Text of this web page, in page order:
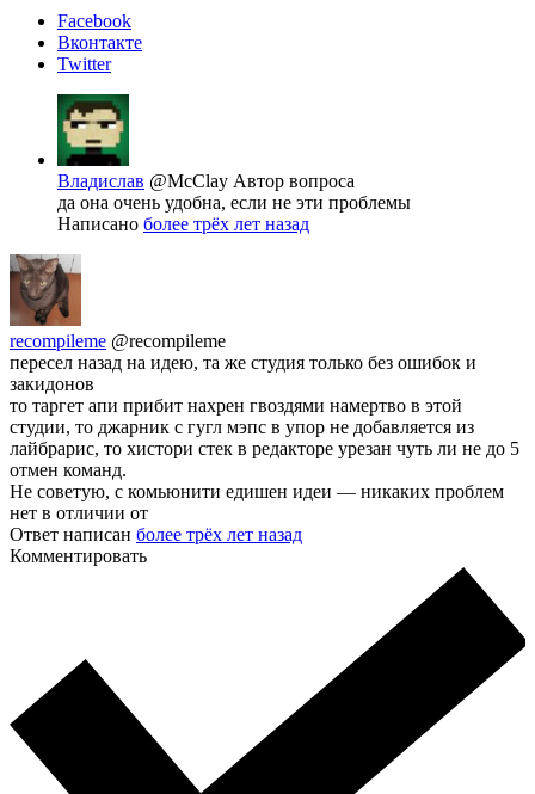
Facebook
Вконтакте
Twitter
Владислав @McClay Автор вопроса
да она очень удобна, если не эти проблемы
Написано более трёх лет назад
recompileme @recompileme
пересел назад на идею, та же студия только без ошибок и
закидонов
то таргет апи прибит нахрен гвоздями намертво в этой
студии, то джарник с гугл мэпс в упор не добавляется из
лайбрарис, то хистори стек в редакторе урезан чуть ли не до 5
отмен команд.
Не советую, с комьюнити едишен идеи — никаких проблем
нет в отличии от
Ответ написан более трёх лет назад
Комментировать